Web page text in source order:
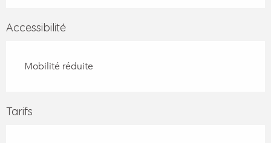
Accessibilité
Mobilité réduite
Tarifs